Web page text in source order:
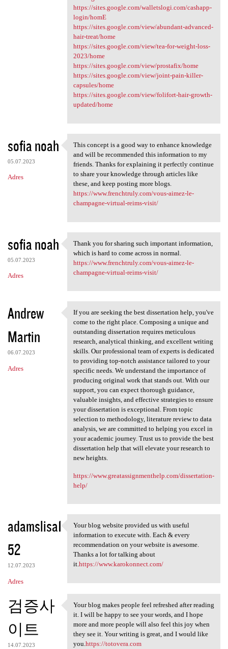
https://sites.google.com/walletslogi.com/cashapp-
login/homE
https://sites.google.com/view/abundant-advanced-
hair-treat/home
https://sites.google.com/view/tea-for-weight-loss-
2023/home
https://sites.google.com/view/prostafix/home
https://sites.google.com/view/joint-pain-killer-
capsules/home
https://sites.google.com/view/folifort-hair-growth-
updated/home
sofia noah
05.07.2023
Adres
This concept is a good way to
This concept is a good way to enhance knowledge
and will be recommended this information to my
friends. Thanks for explaining it perfectly continue
to share your knowledge through articles like
these, and keep posting more blogs.
https://www.frenchtruly.com/vous-aimez-le-
champagne-virtual-reims-visit/
sofia noah
05.07.2023
Adres
Thank you for sharing such
Thank you for sharing such important information,
which is hard to come across in normal.
https://www.frenchtruly.com/vous-aimez-le-
champagne-virtual-reims-visit/
Andrew
Martin
06.07.2023
Adres
If you are seeking the best
If you are seeking the best dissertation help, you've
come to the right place. Composing a unique and
outstanding dissertation requires meticulous
research, analytical thinking, and excellent writing
skills. Our professional team of experts is dedicated
to providing top-notch assistance tailored to your
specific needs. We understand the importance of
producing original work that stands out. With our
support, you can expect thorough guidance,
valuable insights, and effective strategies to ensure
your dissertation is exceptional. From topic
selection to methodology, literature review to data
analysis, we are committed to helping you excel in
your academic journey. Trust us to provide the best
dissertation help that will elevate your research to
new heights.
https://www.greatassignmenthelp.com/dissertation-
help/
adamslisa1
52
12.07.2023
Adres
Your blog website provided us
Your blog website provided us with useful
information to execute with. Each & every
recommendation on your website is awesome.
Thanks a lot for talking about
it.https://www.karokonnect.com/
검증사
이트
14.07.2023
Your blog makes people feel
Your blog makes people feel refreshed after reading
it. I will be happy to see your words, and I hope
more and more people will also feel this joy when
they see it. Your writing is great, and I would like
you.https://totovera.com